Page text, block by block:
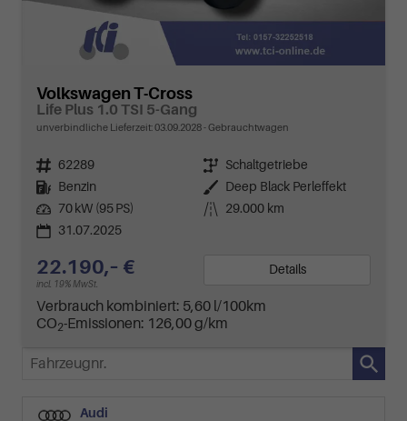
Volkswagen T-Cross
Life Plus 1.0 TSI 5-Gang
unverbindliche Lieferzeit:03.09.2028 Gebrauchtwagen
Fahrzeugnr. 62289 Getriebe Schaltgetriebe
Kraftstoff
Benzin Außenfarbe
Deep Black Perleffekt
Leistung 70 kW (95 PS) Kilometerstand
29.000 km
31.07.2025
22.190,– €
incl. 19% MwSt.
Details
Verbrauch kombiniert: 5,60 l/100km
CO2-Emissionen: 126,00 g/km
Fahrzeugnr.
Audi